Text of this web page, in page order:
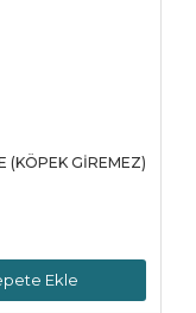
(KÖPEK GİREMEZ)
Ekle